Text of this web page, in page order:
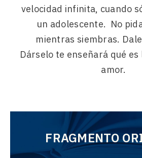
velocidad infinita, cuando
un adolescente. No
mientras siembras.
Dárselo te enseñará qué
amor.
FRAGMENTO